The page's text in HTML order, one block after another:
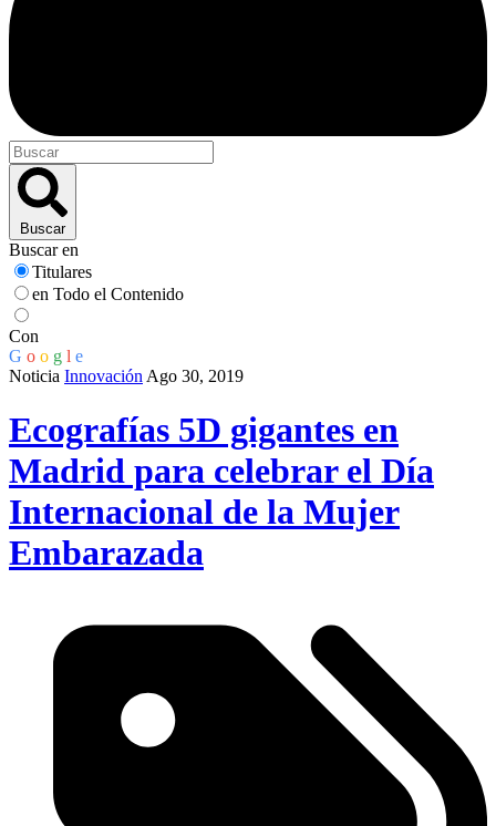
Buscar
Buscar en
Titulares
en Todo el Contenido
Con
G o o g l e
Noticia Innovación Ago 30, 2019
Ecografías 5D gigantes en
Madrid para celebrar el Día
Internacional de la Mujer
Embarazada